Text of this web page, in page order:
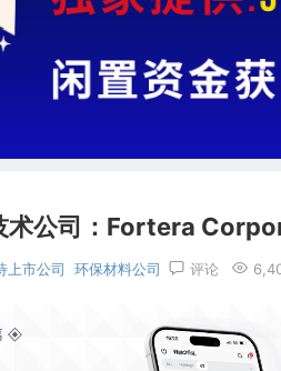
术公司：Fortera
上市公司 环保材料公司 评论